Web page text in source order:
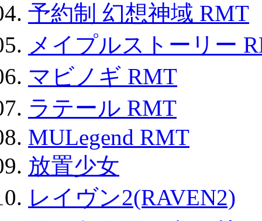
予約制 幻想神域 RMT
メイプルストーリー
マビノギ RMT
ラテール RMT
MULegend RMT
放置少女
レイヴン2(RAVEN2)